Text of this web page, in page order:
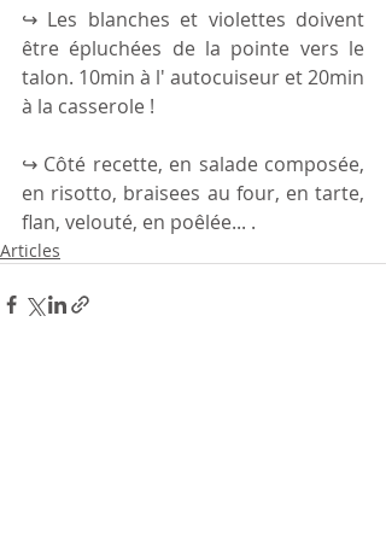
↪ Les blanches et violettes doivent
être épluchées de la pointe vers le
talon. 10min à l' autocuiseur et 20min
à la casserole !
↪ Côté recette, en salade composée,
en risotto, braisees au four, en tarte,
flan, velouté, en poêlée... .
Articles